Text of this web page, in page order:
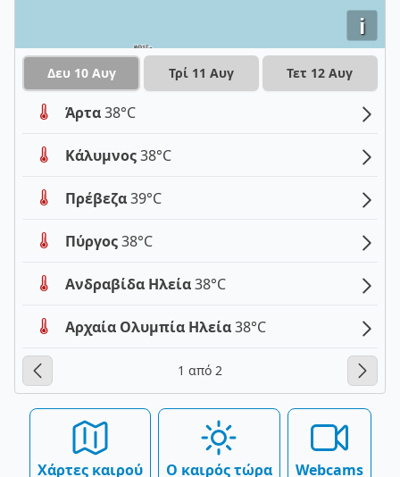
i
Δευ 10 Αυγ Τρί 11 Αυγ Τετ 12 Αυγ
Άρτα38°C
Κάλυμνος38°C
Πρέβεζα39°C
Πύργος38°C
Ανδραβίδα Ηλεία38°C
Αρχαία Ολυμπία Ηλεία38°C
1 από 2
Χάρτες καιρού Ο καιρός τώρα Webcams